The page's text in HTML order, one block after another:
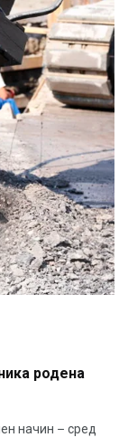
родена
начин – сред